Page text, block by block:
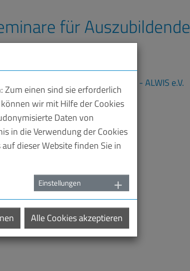
für Auszubildende
und
ist
Azubi-Seminare 2025
Zum einen sind sie erforderlich
wir mit Hilfe der Cookies
Daten von
in die Verwendung der Cookies
dieser Website finden Sie in
Einstellungen
Alle Cookies akzeptieren